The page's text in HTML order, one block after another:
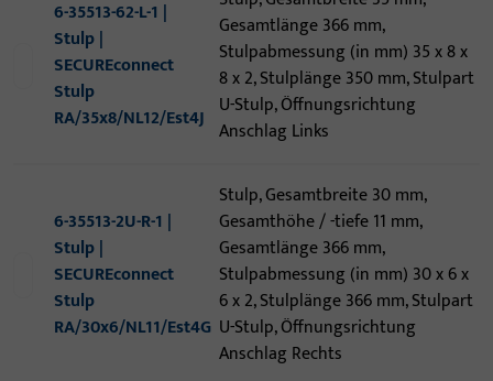
6-35513-62-L-1 |
Stulp |
SECUREconnect
Stulp
RA/35x8/NL12/Est4J
Gesamtlänge 366 mm,
Stulpabmessung (in mm) 35 x 8 x
8 x 2, Stulplänge 350 mm, Stulpart
U-Stulp, Öffnungsrichtung
Anschlag Links
6-35513-2U-R-1 |
Stulp |
SECUREconnect
Stulp
RA/30x6/NL11/Est4G
Stulp, Gesamtbreite 30 mm,
Gesamthöhe / -tiefe 11 mm,
Gesamtlänge 366 mm,
Stulpabmessung (in mm) 30 x 6 x
6 x 2, Stulplänge 366 mm, Stulpart
U-Stulp, Öffnungsrichtung
Anschlag Rechts